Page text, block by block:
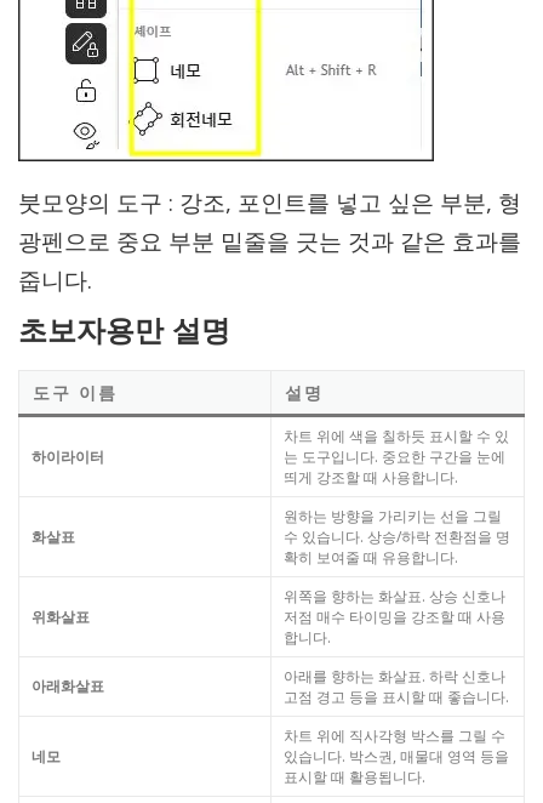
붓모양의 도구 : 강조, 포인트를 넣고 싶은 부분, 형
광펜으로 중요 부분 밑줄을 긋는 것과 같은 효과를
줍니다.
초보자용만 설명
도구 이름 설명
하이라이터
차트 위에 색을 칠하듯 표시할 수 있
는 도구입니다. 중요한 구간을 눈에
띄게 강조할 때 사용합니다.
화살표
원하는 방향을 가리키는 선을 그릴
수 있습니다. 상승/하락 전환점을 명
확히 보여줄 때 유용합니다.
위화살표
위쪽을 향하는 화살표. 상승 신호나
저점 매수 타이밍을 강조할 때 사용
합니다.
아래화살표
아래를 향하는 화살표. 하락 신호나
고점 경고 등을 표시할 때 좋습니다.
네모
차트 위에 직사각형 박스를 그릴 수
있습니다. 박스권, 매물대 영역 등을
표시할 때 활용됩니다.